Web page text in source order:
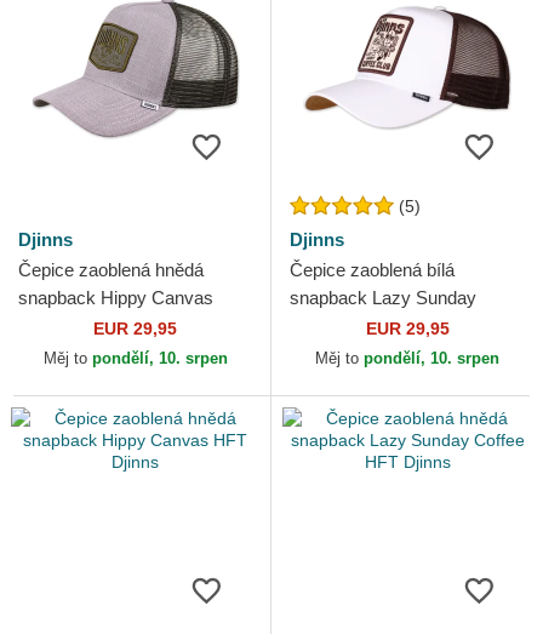
Djinns
Čepice zaoblená hnědá
snapback Hippy Canvas
HFT DjinnsEUR 29,95
Měj to pondělí, 10. srpen
(5)
Djinns
Čepice zaoblená bílá
snapback Lazy Sunday
Coffee Club HFT Djinns
EUR 29,95
Měj to pondělí, 10. srpen